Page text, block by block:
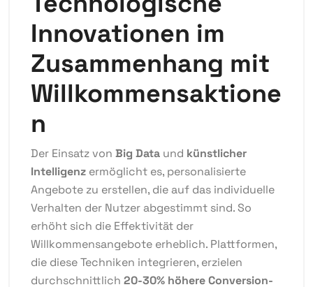
Innovationen im
Zusammenhang mit
Willkommensaktione
n
Der Einsatz von Big Data und künstlicher
Intelligenz ermöglicht es, personalisierte
Angebote zu erstellen, die auf das individuelle
Verhalten der Nutzer abgestimmt sind. So
erhöht sich die Effektivität der
Willkommensangebote erheblich. Plattformen,
die diese Techniken integrieren, erzielen
durchschnittlich 20-30% höhere Conversion-